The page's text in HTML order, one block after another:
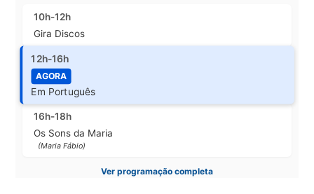
10h-12h
Gira Discos
12h-16h
AGORA
Em Português
16h-18h
Os Sons da Maria
(Maria Fábio)
Ver programação completa